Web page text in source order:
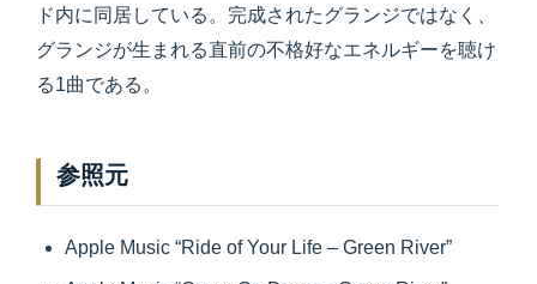
ド内に同居している。完成されたグランジではなく、
グランジが生まれる直前の不格好なエネルギーを聴け
る1曲である。
参照元
Apple Music “Ride of Your Life – Green River”